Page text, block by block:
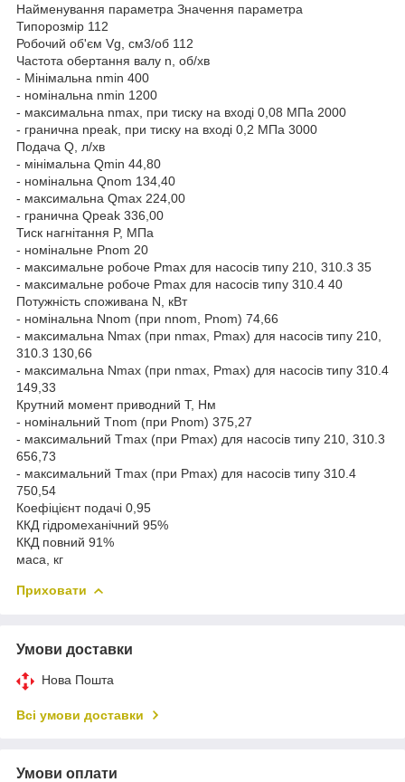
Найменування параметра Значення параметра
Типорозмір 112
Робочий об'єм Vg, см3/об 112
Частота обертання валу n, об/хв
- Мінімальна nmin 400
- номінальна nmin 1200
- максимальна nmax, при тиску на вході 0,08 МПа 2000
- гранична npeak, при тиску на вході 0,2 МПа 3000
Подача Q, л/хв
- мінімальна Qmin 44,80
- номінальна Qnom 134,40
- максимальна Qmax 224,00
- гранична Qpeak 336,00
Тиск нагнітання P, МПа
- номінальне Pnom 20
- максимальне робоче Pmax для насосів типу 210, 310.3 35
- максимальне робоче Pmax для насосів типу 310.4 40
Потужність споживана N, кВт
- номінальна Nnom (при nnom, Pnom) 74,66
- максимальна Nmax (при nmax, Pmax) для насосів типу 210,
310.3 130,66
- максимальна Nmax (при nmax, Pmax) для насосів типу 310.4
149,33
Крутний момент приводний T, Нм
- номінальний Тnom (при Pnom) 375,27
- максимальний Тmax (при Pmax) для насосів типу 210, 310.3
656,73
- максимальний Тmax (при Pmax) для насосів типу 310.4
750,54
Коефіцієнт подачі 0,95
ККД гідромеханічний 95%
ККД повний 91%
маса, кг
Приховати
Умови доставки
Нова Пошта
Всі умови доставки
Умови оплати